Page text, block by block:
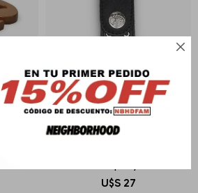

U$S 27